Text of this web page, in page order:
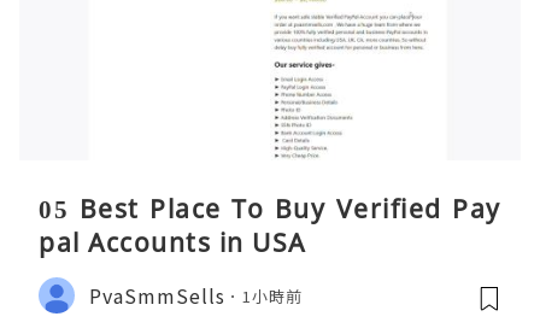
05 Best Place To Buy Verified Pay
pal Accounts in USA
PvaSmmSells 1小時前